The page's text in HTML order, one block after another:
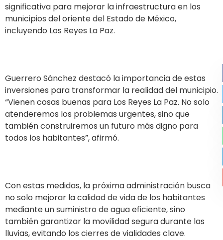
significativa para mejorar la infraestructura en los
municipios del oriente del Estado de México,
incluyendo Los Reyes La Paz.
Guerrero Sánchez destacó la importancia de estas
inversiones para transformar la realidad del municipio.
“Vienen cosas buenas para Los Reyes La Paz. No solo
atenderemos los problemas urgentes, sino que
también construiremos un futuro más digno para
todos los habitantes”, afirmó.
Con estas medidas, la próxima administración busca
no solo mejorar la calidad de vida de los habitantes
mediante un suministro de agua eficiente, sino
también garantizar la movilidad segura durante las
lluvias, evitando los cierres de vialidades clave.